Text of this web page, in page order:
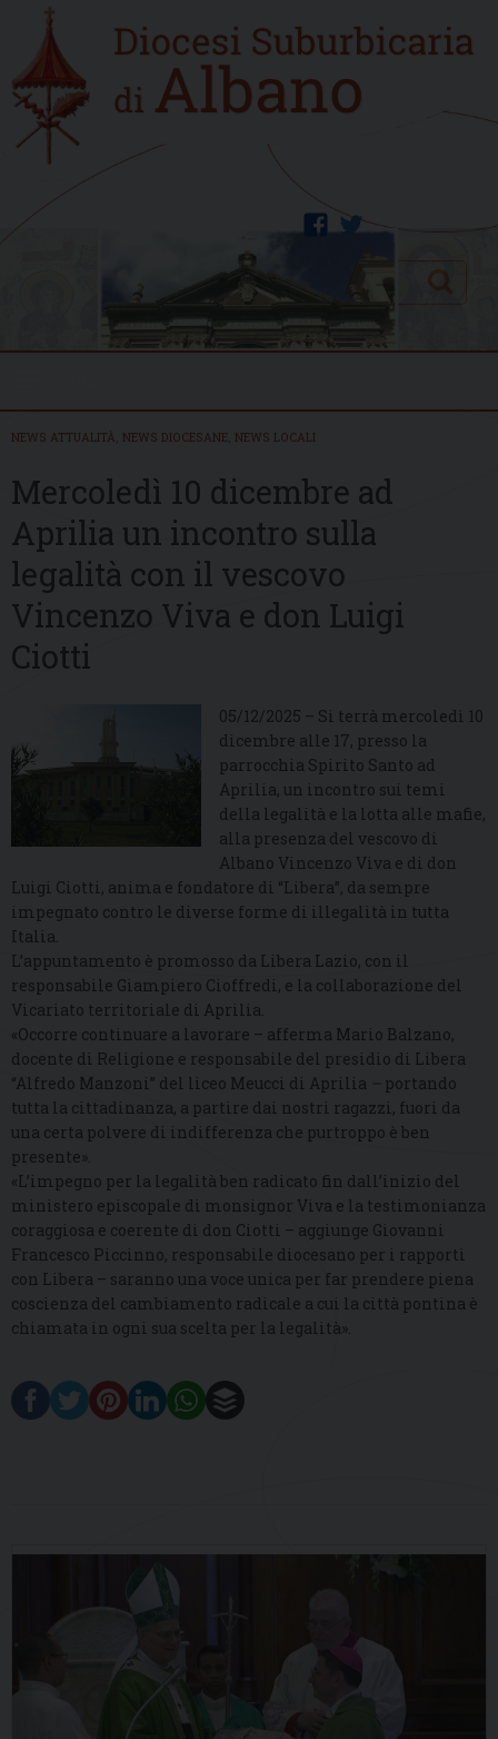
content
Home
new
twitter
facebook
Search
NEWS ATTUALITÀ NEWS DIOCESANE NEWS LOCALI
Mercoledì 10 dicembre ad
Aprilia un incontro sulla
legalità con il vescovo
Vincenzo Viva e don Luigi
Ciotti
05/12/2025 – Si terrà mercoledì 10
dicembre alle 17, presso la
parrocchia Spirito Santo ad
Aprilia, un incontro sui temi
della legalità e la lotta alle mafie,
alla presenza del vescovo di
Albano Vincenzo Viva e di don
Luigi Ciotti, anima e fondatore di “Libera”, da sempre
impegnato contro le diverse forme di illegalità in tutta
Italia.
L’appuntamento è promosso da Libera Lazio, con il
responsabile Giampiero Cioffredi, e la collaborazione del
Vicariato territoriale di Aprilia.
«Occorre continuare a lavorare – afferma Mario Balzano,
docente di Religione e responsabile del presidio di Libera
“Alfredo Manzoni” del liceo Meucci di Aprilia
portando
tutta la cittadinanza, a partire dai nostri ragazzi, fuori da
una certa polvere di indifferenza che purtroppo è ben
presente».
«L’impegno per la legalità ben radicato fin dall’inizio del
ministero episcopale di monsignor Viva e la testimonianza
coraggiosa e coerente di don Ciotti – aggiunge Giovanni
Francesco Piccinno, responsabile diocesano per i rapporti
con Libera – saranno una voce unica per far prendere piena
coscienza del cambiamento radicale a cui la città pontina è
chiamata in ogni sua scelta per la legalità».